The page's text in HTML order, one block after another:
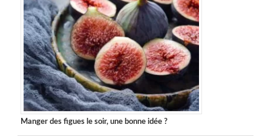
Manger des figues le soir, une bonne idée ?